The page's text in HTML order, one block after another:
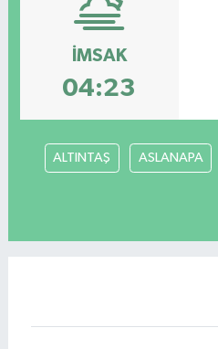
İMSAK
04:23
ALTINTAŞ ASLANAPA